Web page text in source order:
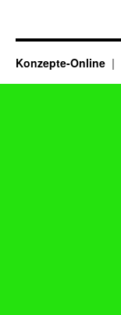
Konzepte-Online